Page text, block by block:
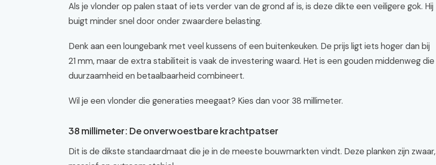
Als je vlonder op palen staat of iets verder van de grond af is, is deze dikte een veiligere gok. Hij
buigt minder snel door onder zwaardere belasting.
Denk aan een loungebank met veel kussens of een buitenkeuken. De prijs ligt iets hoger dan bij
21 mm, maar de extra stabiliteit is vaak de investering waard. Het is een gouden middenweg die
duurzaamheid en betaalbaarheid combineert.
Wil je een vlonder die generaties meegaat? Kies dan voor 38 millimeter.
38 millimeter: De onverwoestbare krachtpatser
Dit is de dikste standaardmaat die je in de meeste bouwmarkten vindt. Deze planken zijn zwaar,